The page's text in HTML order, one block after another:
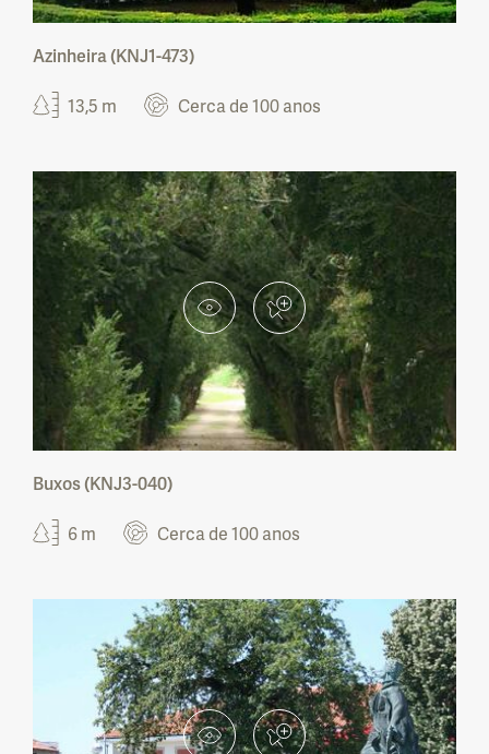
Área Protegida Privada Faia Brava
Reserva Natural Local do Estuário do Douro
Parque Natural Regional do Vale do Tua
Paisagem Protegida Regional da Serra da
Gardunha
Paisagem Protegida Local das Serras do
Socorro e Archeira
Paisagem Protegida Regional Parque das
Serras do Porto
Área Protegida Privada Fraga Viva — Reduto
do Batráquio
Freixo do Meio
Cársico de Ota
Parque Natural Marinho do Recife do Algarve
- Pedra do Valado
Monumento Natural Local da Livraria do
Mondego
Azinheira (KNJ1-473)
13,5 m
Cerca de 100 anos
Buxos (KNJ3-040)
6 m
Cerca de 100 anos